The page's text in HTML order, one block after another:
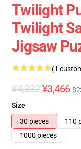
Twilight
Twilight
Jigsaw
(1
¥4,332 ¥3,466
Size
30 pieces
110
1000 pieces